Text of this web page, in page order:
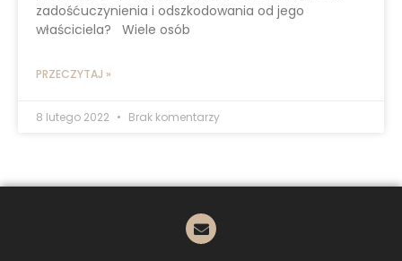
zadośćuczynienia i odszkodowania od jego
właściciela? Wiele osób
PRZECZYTAJ »
8 lutego 2022 Brak komentarzy